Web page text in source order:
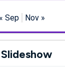
« Sep Nov »